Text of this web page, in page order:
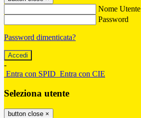
Nome Utente
Password
Password dimenticata?
-
Entra con SPID Entra con CIE
Seleziona utente
button close ×